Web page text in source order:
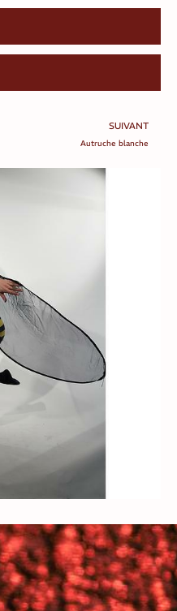
SUIVANT
Autruche blanche